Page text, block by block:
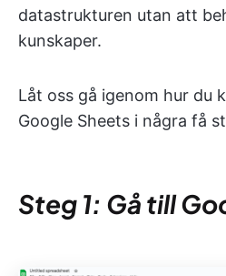
datastrukturen utan att
kunskaper.
Låt oss gå igenom hur du
Google Sheets i några få
Steg 1: Gå till